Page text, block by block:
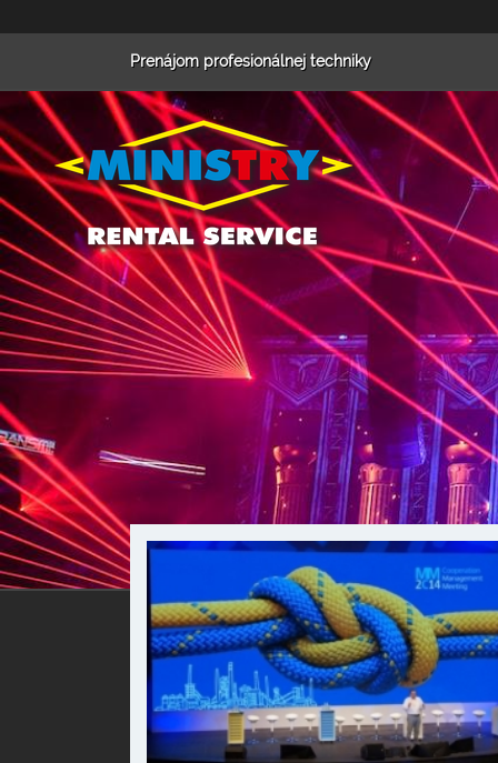
Prenájom profesionálnej techniky